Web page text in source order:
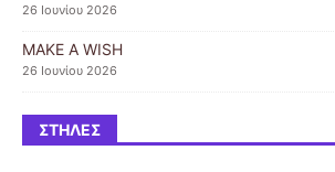
26 Ιουνίου 2026
MAKE A WISH
26 Ιουνίου 2026
ΣΤΉΛΕΣ